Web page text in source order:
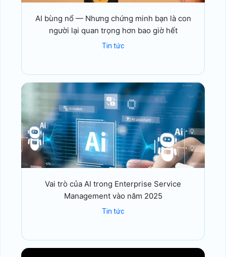
AI bùng nổ — Nhưng chứng minh bạn là con
người lại quan trọng hơn bao giờ hết
Tin tức
Vai trò của AI trong Enterprise Service
Management vào năm 2025
Tin tức